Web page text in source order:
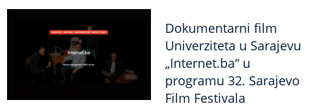
Dokumentarni film
Univerziteta u Sarajevu
„Internet.ba“ u
programu 32. Sarajevo
Film Festivala